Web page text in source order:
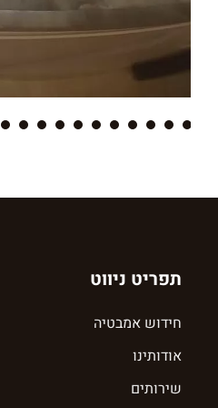
23
24
25
26
27
28
29
30
31
32
33
תפריט ניווט
חידוש אמבטיה
אודותינו
שירותים